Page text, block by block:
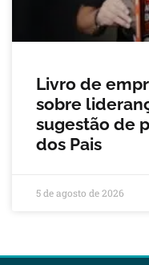
Livro de
sobre
sugestão de
dos Pais
5 de agosto de 2026